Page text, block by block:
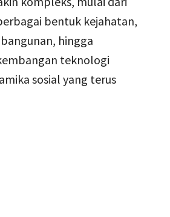
bentuk kejahatan,
hingga
teknologi
sosial yang terus